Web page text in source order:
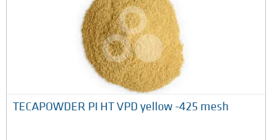
TECAPOWDER PI HT VPD yellow -425 mesh